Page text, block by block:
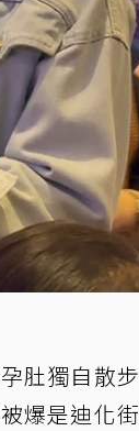
肚獨自散步
爆是迪化街